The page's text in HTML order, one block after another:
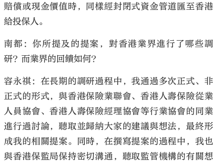
賠償或現金價值時，同樣經封閉式資金管道匯至香港
給投保人。
南都：你所提及的提案，對香港業界進行了哪些調
研？而業界的回饋如何？
容永祺：在長期的調研過程中，我通過多次正式、非
正式的形式，與香港保險業聯會、香港人壽保險從業
人員協會、香港人壽保險經理協會等行業協會的同業
進行過討論，聽取並歸納大家的建議與想法，最終形
成我的相關提案。同時，在撰寫提案的過程中，我也
與香港保監局保持密切溝通，聽取監管機構的有關想